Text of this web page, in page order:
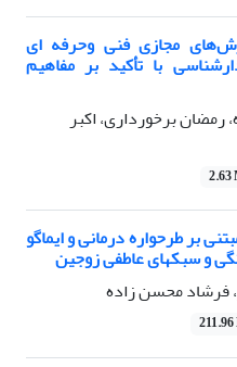
مجازی فنی وحرفه ای
با تأکید بر مفاهیم
برخورداری، اکبر
2.63
بر طرحواره درمانی و ایماگو
و سبکهای عاطفی زوجین
فرشاد محسن زاده